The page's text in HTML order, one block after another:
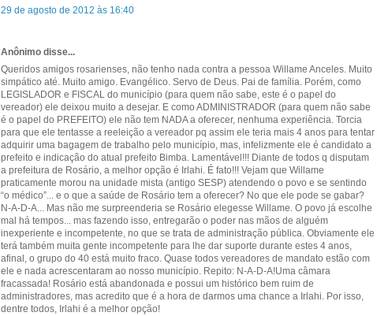
29 de agosto de 2012 às 16:40
Anônimo disse...
Queridos amigos rosarienses, não tenho nada contra a pessoa Willame Anceles. Muito
simpático até. Muito amigo. Evangélico. Servo de Deus. Pai de família. Porém, como
LEGISLADOR e FISCAL do município (para quem não sabe, este é o papel do
vereador) ele deixou muito a desejar. E como ADMINISTRADOR (para quem não sabe
é o papel do PREFEITO) ele não tem NADA a oferecer, nenhuma experiência. Torcia
para que ele tentasse a reeleição a vereador pq assim ele teria mais 4 anos para tentar
adquirir uma bagagem de trabalho pelo município, mas, infelizmente ele é candidato a
prefeito e indicação do atual prefeito Bimba. Lamentável!!! Diante de todos q disputam
a prefeitura de Rosário, a melhor opção é Irlahi. É fato!!! Vejam que Willame
praticamente morou na unidade mista (antigo SESP) atendendo o povo e se sentindo
“o médico”... e o que a saúde de Rosário tem a oferecer? No que ele pode se gabar?
N-A-D-A... Mas não me surpreenderia se Rosário elegesse Willame. O povo já escolhe
mal há tempos... mas fazendo isso, entregarão o poder nas mãos de alguém
inexperiente e incompetente, no que se trata de administração pública. Obviamente ele
terá também muita gente incompetente para lhe dar suporte durante estes 4 anos,
afinal, o grupo do 40 está muito fraco. Quase todos vereadores de mandato estão com
ele e nada acrescentaram ao nosso município. Repito: N-A-D-A!Uma câmara
fracassada! Rosário está abandonada e possui um histórico bem ruim de
administradores, mas acredito que é a hora de darmos uma chance a Irlahi. Por isso,
dentre todos, Irlahi é a melhor opção!